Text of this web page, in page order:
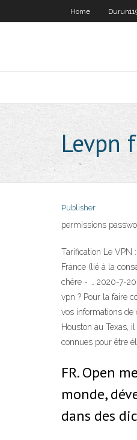
Home
Levpn
Publisher
permissions
Tarification Le VPN
France (lié à la
chère - … 2020-7-
vpn ? Pour la faire
vos informations
Houston au Texas,
connues pour être
FR. Open
monde,
dans des